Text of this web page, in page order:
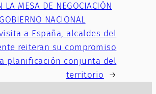
LA MESA DE NEGOCIACIÓN
NACIONAL
a España, alcaldes del
reiteran su compromiso
planificación conjunta del
territorio
→